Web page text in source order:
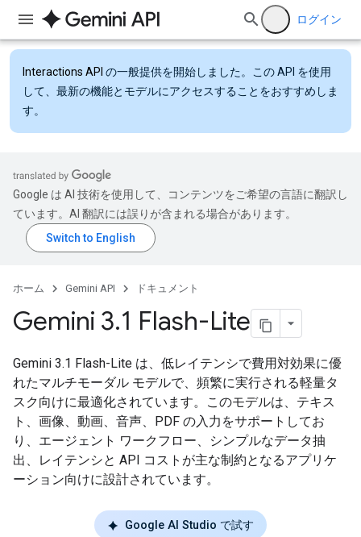
ログイン
Interactions API の一般提供を開始しました。この API を使用
して、最新の機能とモデルにアクセスすることをおすすめしま
す。
Google は AI 技術を使用して、コンテンツをご希望の言語に翻訳し
ています。AI 翻訳には誤りが含まれる場合があります。
ホーム Gemini API ドキュメント
Gemini 3.1 Flash-Lite
Gemini 3.1 Flash-Lite は、低レイテンシで費用対効果に優
れたマルチモーダル モデルで、頻繁に実行される軽量タ
スク向けに最適化されています。このモデルは、テキス
ト、画像、動画、音声、PDF の入力をサポートしてお
り、エージェント ワークフロー、シンプルなデータ抽
出、レイテンシと API コストが主な制約となるアプリケ
ーション向けに設計されています。
Google AI Studio で試す